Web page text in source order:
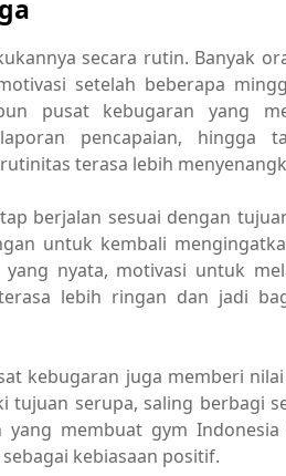
secara rutin. Banyak
setelah beberapa
pusat kebugaran yang
pencapaian, hingga
terasa lebih
berjalan sesuai dengan
untuk kembali
nyata, motivasi untuk
lebih ringan dan jadi
kebugaran juga memberi
tujuan serupa, saling berbagi
membuat gym Indonesia
kebiasaan positif.